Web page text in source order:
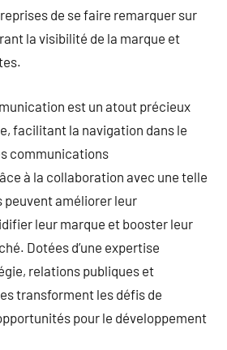
de se faire remarquer sur
la visibilité de la marque et
est un atout précieux
facilitant la navigation dans le
communications
à la collaboration avec une telle
peuvent améliorer leur
leur marque et booster leur
Dotées d’une expertise
relations publiques et
transforment les défis de
pour le développement